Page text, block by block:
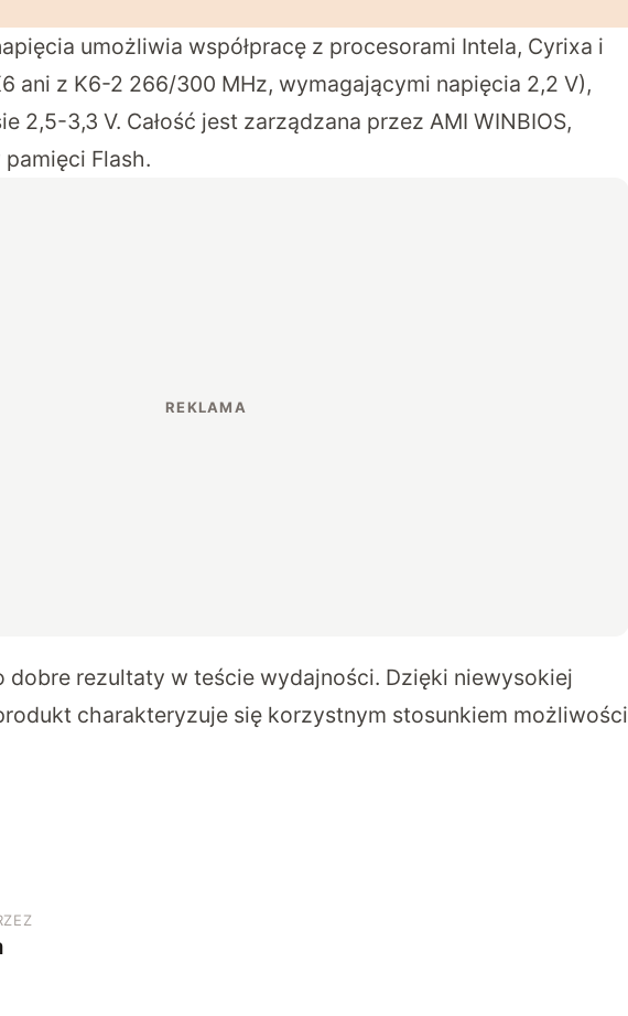
umożliwia współpracę z procesorami Intela, Cyrixa i
ani z K6-2 266/300 MHz, wymagającymi napięcia 2,2 V),
2,5-3,3 V. Całość jest zarządzana przez AMI WINBIOS,
Flash.
dobre rezultaty w teście wydajności. Dzięki niewysokiej
charakteryzuje się korzystnym stosunkiem możliwości